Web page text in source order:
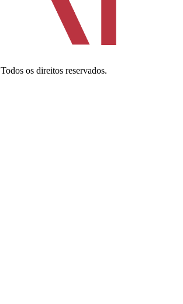
Todos os direitos reservados.